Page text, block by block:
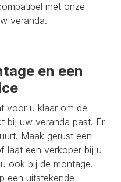
met onze
veranda.
en een
voor u klaar om de
bij uw veranda past. Er
Maak gerust een
laat een verkoper bij u
ook bij de montage.
een uitstekende